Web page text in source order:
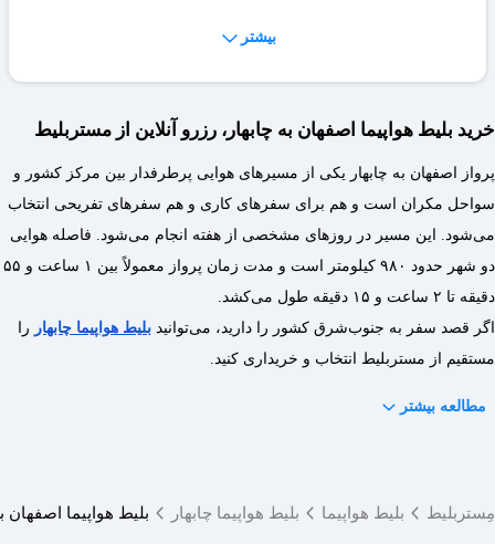
درباره جریمه کنسلی مسیر اصفهان چابهار عدد ثابتی وجود ندارد،
فرمایید.
چطور میتوان بلیط هواپیما اصفهان چابهار را رزرو کرد؟
با انتخاب مسیر اصفهان چابهار و جستجو در مستر بلیط، میتوانید از
لیست بلیط ها انتخاب کرده و پس از پرداخت صندلی مدنظر رزرو
میشود.
بیشتر
خرید بلیط هواپیما اصفهان به چابهار، رزرو آنلاین از مستربلیط
پرواز اصفهان به چابهار یکی از مسیرهای هوایی پرطرفدار بین مرکز کشور و
سواحل مکران است و هم برای سفرهای کاری و هم سفرهای تفریحی انتخاب
می‌شود. این مسیر در روزهای مشخصی از هفته انجام می‌شود. فاصله هوایی
دو شهر حدود ۹۸۰ کیلومتر است و مدت زمان پرواز معمولاً بین ۱ ساعت و ۵۵
دقیقه تا ۲ ساعت و ۱۵ دقیقه طول می‌کشد.
اگر قصد سفر به جنوب‌شرق کشور را دارید، می‌توانید بلیط هواپیما چابهار را
مستقیم از مستربلیط انتخاب و خریداری کنید.
مطالعه بیشتر
مِستربلیط بلیط هواپیما بلیط هواپیما چابهار بلیط هواپیما اصفهان